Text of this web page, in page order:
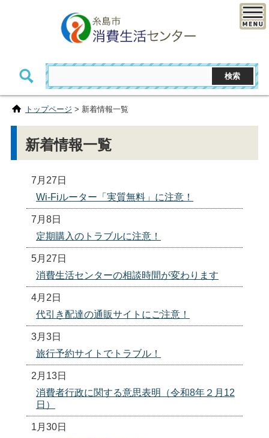
トップページ > 新着情報一覧
新着情報一覧
7月27日
Wi-Fiルーター「実質無料」に注意！
7月8日
定期購入のトラブルに注意！
5月27日
消費生活センターの相談時間が変わります
4月2日
代引き配達の通販サイトにご注意！
3月3日
旅行予約サイトでトラブル！
2月13日
消費者行政に関する意思表明（令和8年２月12
日）
1月30日